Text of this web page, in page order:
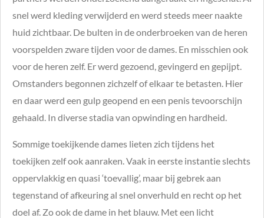
snel werd kleding verwijderd en werd steeds meer naakte
huid zichtbaar. De bulten in de onderbroeken van de heren
voorspelden zware tijden voor de dames. En misschien ook
voor de heren zelf. Er werd gezoend, gevingerd en gepijpt.
Omstanders begonnen zichzelf of elkaar te betasten. Hier
en daar werd een gulp geopend en een penis tevoorschijn
gehaald. In diverse stadia van opwinding en hardheid.
Sommige toekijkende dames lieten zich tijdens het
toekijken zelf ook aanraken. Vaak in eerste instantie slechts
oppervlakkig en quasi ‘toevallig’, maar bij gebrek aan
tegenstand of afkeuring al snel onverhuld en recht op het
doel af. Zo ook de dame in het blauw. Met een licht